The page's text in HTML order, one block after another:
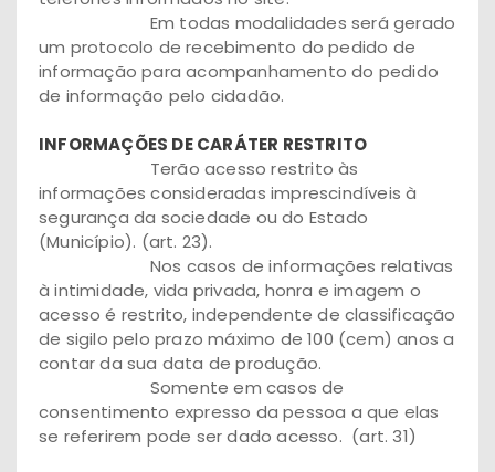
Em todas modalidades será gerado
um protocolo de recebimento do pedido de
informação para acompanhamento do pedido
de informação pelo cidadão.
INFORMAÇÕES DE CARÁTER RESTRITO
Terão acesso restrito às
informações consideradas imprescindíveis à
segurança da sociedade ou do Estado
(Município). (art. 23).
Nos casos de informações relativas
à intimidade, vida privada, honra e imagem o
acesso é restrito, independente de classificação
de sigilo pelo prazo máximo de 100 (cem) anos a
contar da sua data de produção.
Somente em casos de
consentimento expresso da pessoa a que elas
se referirem pode ser dado acesso. (art. 31)